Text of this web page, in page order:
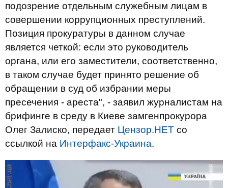
подозрение отдельным служебным лицам в
совершении коррупционных преступлений.
Позиция прокуратуры в данном случае
является четкой: если это руководитель
органа, или его заместители, соответственно,
в таком случае будет принято решение об
обращении в суд об избрании меры
пресечения - ареста", - заявил журналистам на
брифинге в среду в Киеве замгенпрокурора
Олег Залиско, передает Цензор.НЕТ со
ссылкой на Интерфакс-Украина.